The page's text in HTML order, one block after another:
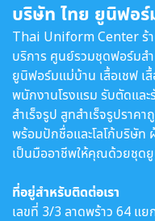
บริษัท ไทย ยูนิฟอร์
Thai Uniform Center ร้
บริการ ศูนย์รวมชุดฟอร์มส
ยูนิฟอร์มแม่บ้าน เสื้อเชฟ เ
พนักงานโรงแรม รับตัดแล
สำเร็จรูป สูทสำเร็จรูปราค
พร้อมปักชื่อและโลโก้บริษัท
เป็นมืออาชีพให้คุณด้วยชุดยู
ที่อยู่สำหรับติดต่อเรา
เลขที่ 3/3 ลาดพร้าว 64 แ